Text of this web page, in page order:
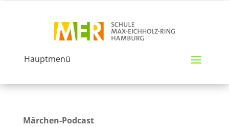
Hauptmenü
Märchen-Podcast